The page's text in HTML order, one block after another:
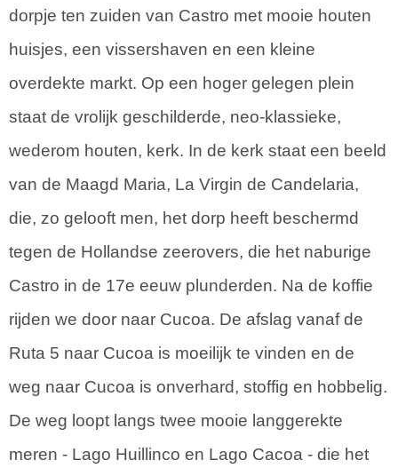
dorpje ten zuiden van Castro met mooie houten
huisjes, een vissershaven en een kleine
overdekte markt. Op een hoger gelegen plein
staat de vrolijk geschilderde, neo-klassieke,
wederom houten, kerk. In de kerk staat een beeld
van de Maagd Maria, La Virgin de Candelaria,
die, zo gelooft men, het dorp heeft beschermd
tegen de Hollandse zeerovers, die het naburige
Castro in de 17e eeuw plunderden. Na de koffie
rijden we door naar Cucoa. De afslag vanaf de
Ruta 5 naar Cucoa is moeilijk te vinden en de
weg naar Cucoa is onverhard, stoffig en hobbelig.
De weg loopt langs twee mooie langgerekte
meren - Lago Huillinco en Lago Cacoa - die het